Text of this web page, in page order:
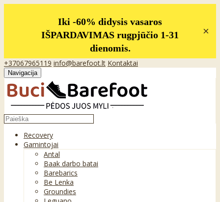
Iki -60% didysis vasaros
IŠPARDAVIMAS rugpjūčio 1-31
dienomis.
×
+37067965119 info@barefoot.lt Kontaktai
Navigacija
Recovery
Gamintojai
Antal
Baak darbo batai
Barebarics
Be Lenka
Groundies